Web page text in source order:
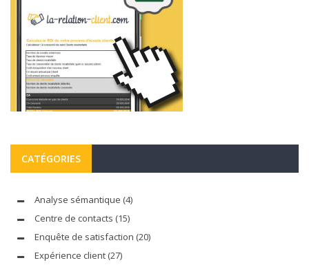
CATÉGORIES
Analyse sémantique (4)
Centre de contacts (15)
Enquête de satisfaction (20)
Expérience client (27)